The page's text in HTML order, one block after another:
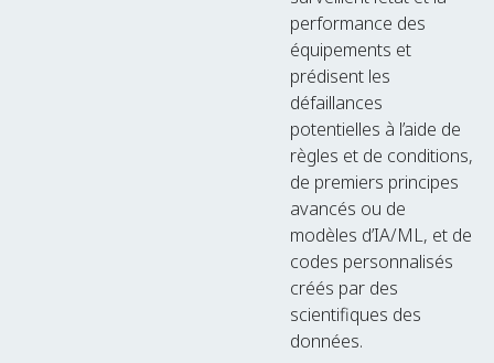
performance des
équipements et
prédisent les
défaillances
potentielles à l’aide de
règles et de conditions,
de premiers principes
avancés ou de
modèles d’IA/ML, et de
codes personnalisés
créés par des
scientifiques des
données.